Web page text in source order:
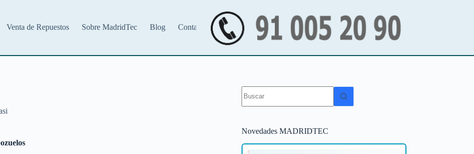
Venta de Repuestos Sobre MadridTec Blog Contacto
resultados
Novedades MADRIDTEC